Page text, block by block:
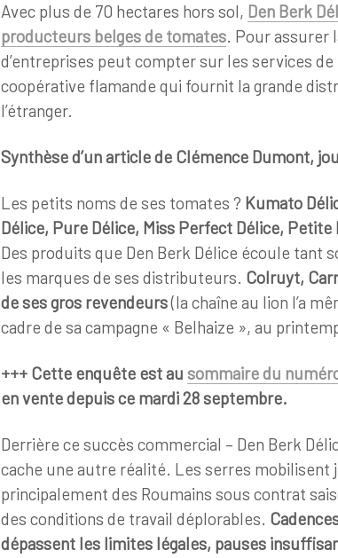
Avec plus de 70 hectares hors sol, Den Berk
producteurs belges de tomates. Pour assurer
d’entreprises peut compter sur les services
coopérative flamande qui fournit la grande
l’étranger.
Synthèse d’un article de Clémence Dumont,
Les petits noms de ses tomates ? Kumato
Délice, Pure Délice, Miss Perfect Délice,
Des produits que Den Berk Délice écoule tant
les marques de ses distributeurs. Colruyt,
de ses gros revendeurs(la chaîne au lion l’a
cadre de sa campagne « Belhaize », au
+++ Cette enquête est au sommaire du
en vente depuis ce mardi 28 septembre.
Derrière ce succès commercial – Den Berk
cache une autre réalité. Les serres mobilisent
principalement des Roumains sous contrat
des conditions de travail déplorables.
dépassent les limites légales, pauses